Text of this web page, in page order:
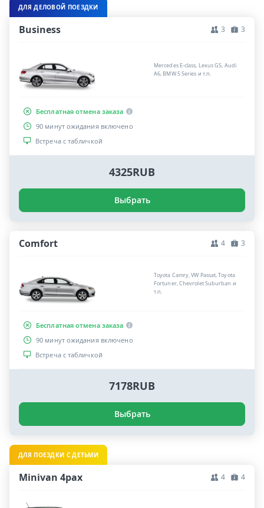
ДЛЯ ДЕЛОВОЙ ПОЕЗДКИ
Business 3 3
Mercedes E-class, Lexus GS, Audi
A6, BMW 5 Series и т.п.
Бесплатная отмена заказа
90 минут ожидания включено
Встреча с табличкой
4325RUB
Выбрать
Comfort 4 3
Toyota Camry, VW Passat, Toyota
Fortuner, Chevrolet Suburban и
т.п.
Бесплатная отмена заказа
90 минут ожидания включено
Встреча с табличкой
7178RUB
Выбрать
ДЛЯ ПОЕЗДКИ С ДЕТЬМИ
Minivan 4pax 4 4